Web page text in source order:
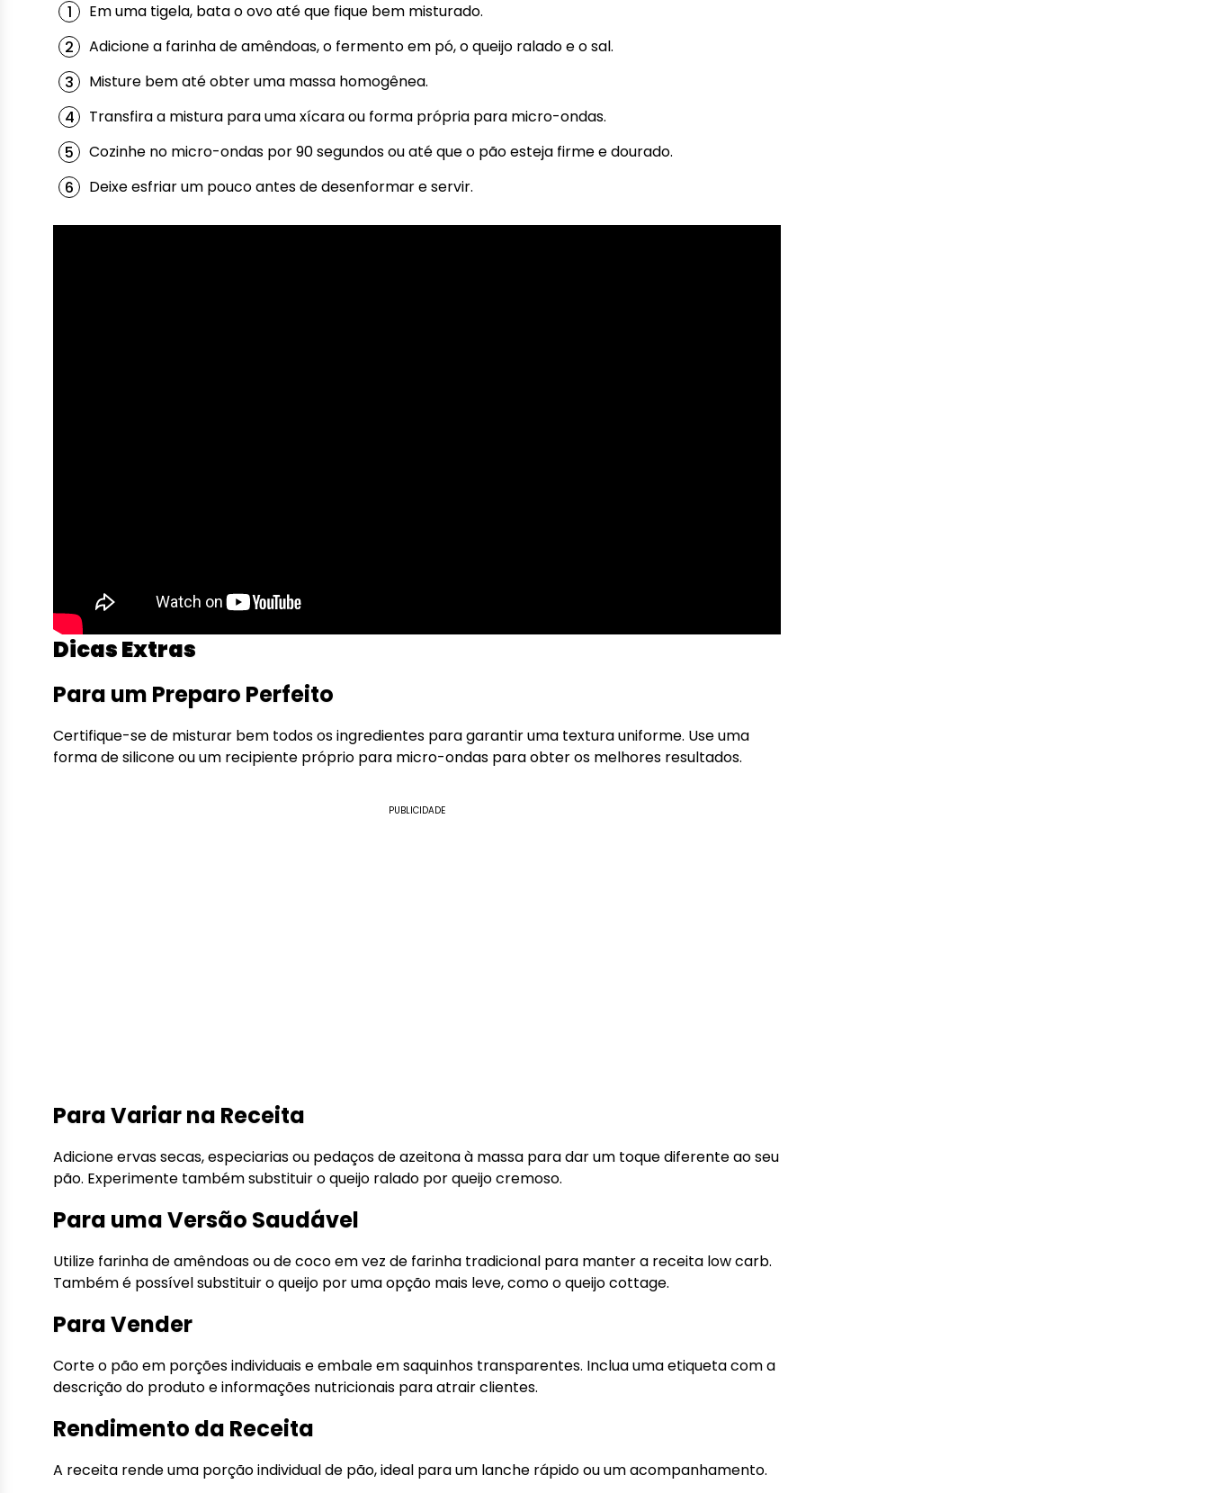
Em uma tigela, bata o ovo até que fique bem misturado.
Adicione a farinha de amêndoas, o fermento em pó, o queijo ralado e o sal.
Misture bem até obter uma massa homogênea.
Transfira a mistura para uma xícara ou forma própria para micro-ondas.
Cozinhe no micro-ondas por 90 segundos ou até que o pão esteja firme e dourado.
Deixe esfriar um pouco antes de desenformar e servir.
Dicas Extras
Para um Preparo Perfeito
Certifique-se de misturar bem todos os ingredientes para garantir uma textura uniforme. Use uma
forma de silicone ou um recipiente próprio para micro-ondas para obter os melhores resultados.
PUBLICIDADE
Para Variar na Receita
Adicione ervas secas, especiarias ou pedaços de azeitona à massa para dar um toque diferente ao seu
pão. Experimente também substituir o queijo ralado por queijo cremoso.
Para uma Versão Saudável
Utilize farinha de amêndoas ou de coco em vez de farinha tradicional para manter a receita low carb.
Também é possível substituir o queijo por uma opção mais leve, como o queijo cottage.
Para Vender
Corte o pão em porções individuais e embale em saquinhos transparentes. Inclua uma etiqueta com a
descrição do produto e informações nutricionais para atrair clientes.
Rendimento da Receita
A receita rende uma porção individual de pão, ideal para um lanche rápido ou um acompanhamento.